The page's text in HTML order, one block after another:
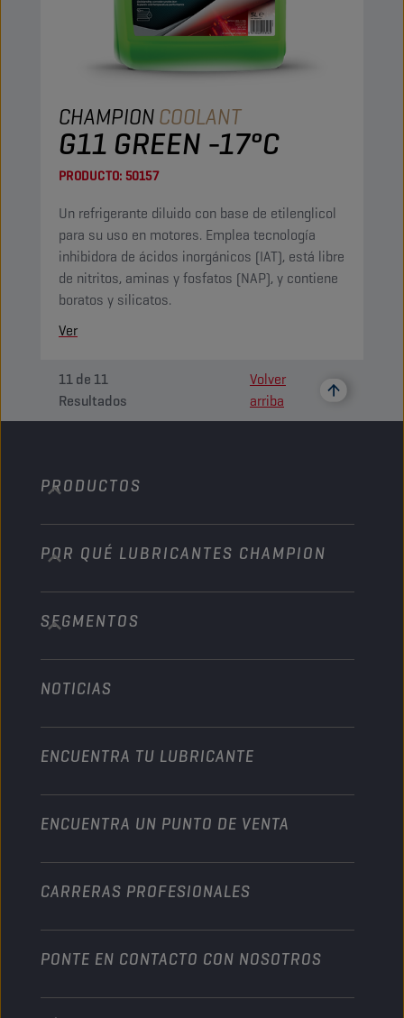
CHAMPIONCOOLANT
G11 GREEN -17°C
PRODUCTO: 50157
Un refrigerante diluido con base de etilenglicol
para su uso en motores. Emplea tecnología
inhibidora de ácidos inorgánicos (IAT), está libre
de nitritos, aminas y fosfatos (NAP), y contiene
boratos y silicatos.
Ver
11de 11
Resultados
Volver
arriba
PRODUCTOS
Automóvil
Camiones y autobuses
Vehículo pesado
Motocicleta y vehículo todoterreno
Industria
Naútica
POR QUÉ LUBRICANTES CHAMPION
Acerca de nosotros
Technology
Colaboraciones en deportes de motor
SEGMENTOS
Automóvil
Motocicleta
Servicio pesado
NOTICIAS
ENCUENTRA TU LUBRICANTE
ENCUENTRA UN PUNTO DE VENTA
CARRERAS PROFESIONALES
PONTE EN CONTACTO CON NOSOTROS